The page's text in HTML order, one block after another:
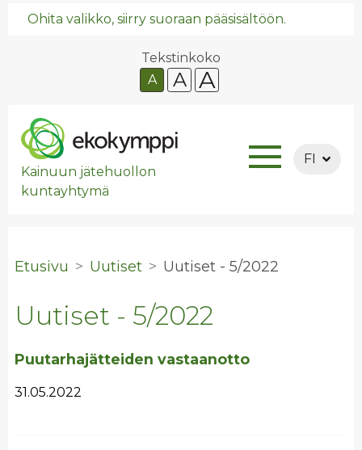
Ohita valikko, siirry suoraan pääsisältöön.
Tekstinkoko
A
A A
Kainuun jätehuollon
kuntayhtymä
FI
Etusivu Uutiset Uu­ti­set - 5/2022
Uutiset - 5/2022
Puutarhajätteiden vastaanotto
31.05.2022